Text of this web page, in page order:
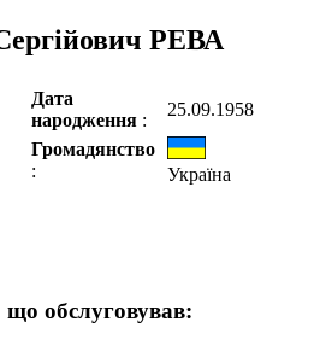
РЕВА
Дата
народження :
25.09.1958
Громадянство
:
Україна
обслуговував: